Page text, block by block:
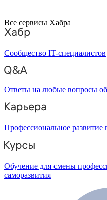
Все сервисы Хабра
Сообщество IT-специалистов
Ответы на любые вопросы
Профессиональное развитие
Обучение для смены
саморазвития